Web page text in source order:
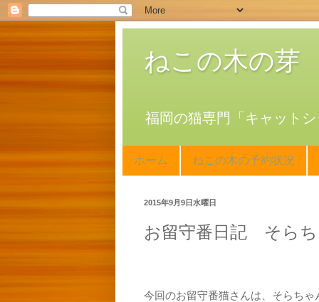
ねこの木の芽
福岡の猫専門「キャット
ホーム ねこの木の予約状況
2015年9月9日水曜日
お留守番日記 そら
今回のお留守番猫さんは、そらちゃ